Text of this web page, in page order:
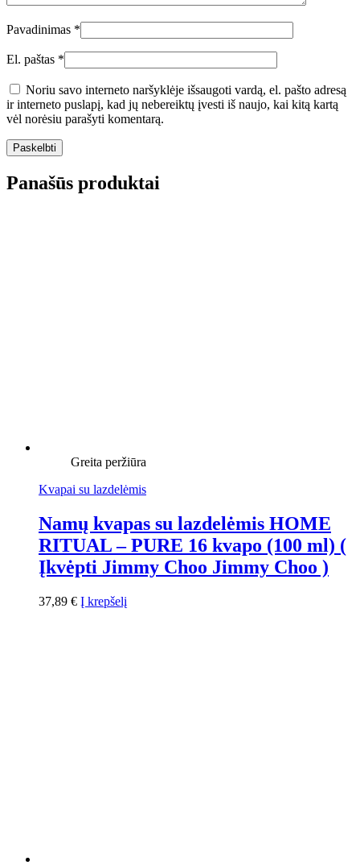
Pavadinimas *
El. paštas *
Noriu savo interneto naršyklėje išsaugoti vardą, el. pašto adresą
ir interneto puslapį, kad jų nebereiktų įvesti iš naujo, kai kitą kartą
vėl norėsiu parašyti komentarą.
Panašūs produktai
Greita peržiūra
Kvapai su lazdelėmis
Namų kvapas su lazdelėmis HOME
RITUAL – PURE 16 kvapo (100 ml) (
Įkvėpti Jimmy Choo Jimmy Choo )
37,89 € Į krepšelį